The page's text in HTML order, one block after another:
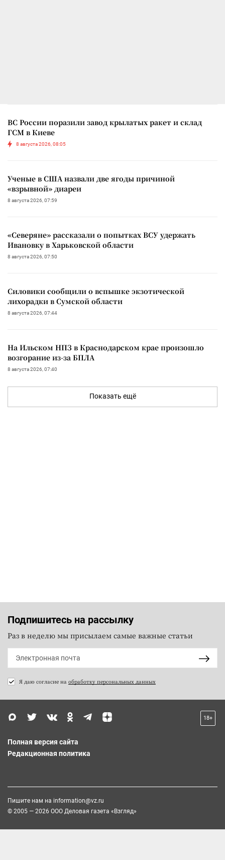
ВС России поразили завод крылатых ракет и склад
ГСМ в Киеве
8 августа 2026, 08:05
Ученые в США назвали две ягоды причиной
«взрывной» диареи
8 августа 2026, 07:59
«Северяне» рассказали о попытках ВСУ удержать
Ивановку в Харьковской области
8 августа 2026, 07:50
Силовики сообщили о вспышке экзотической
лихорадки в Сумской области
8 августа 2026, 07:44
На Ильском НПЗ в Краснодарском крае произошло
возгорание из-за БПЛА
8 августа 2026, 07:40
Показать ещё
Подпишитесь на рассылку
Раз в неделю мы присылаем самые важные статьи
Я даю согласие на обработку персональных данных
18+
Полная версия сайта
Редакционная политика
Пишите нам на information@vz.ru
© 2005 — 2026 ООО Деловая газета «Взгляд»